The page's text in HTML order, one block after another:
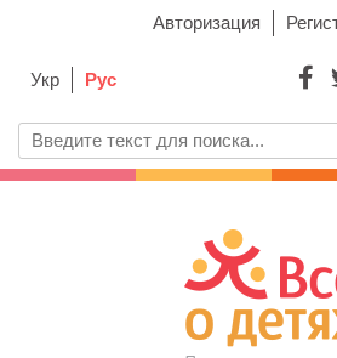
Авторизация
Укр Рус